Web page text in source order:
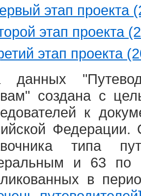
этап проекта
этап проекта
этап проекта
данных
создана с
к
типа
и 63 по
в